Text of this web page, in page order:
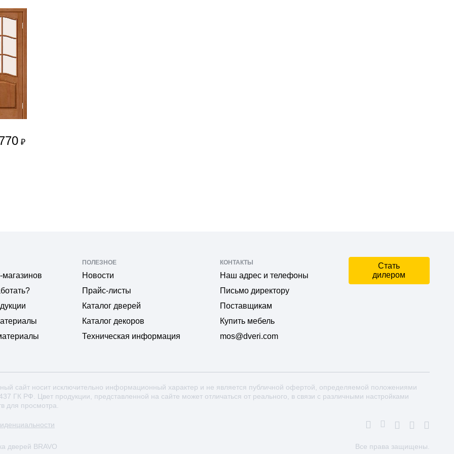
₽
магазинов
ПОЛЕЗНОЕ
Новости
Прайс-листы
Каталог дверей
Каталог декоров
Техническая информация
КОНТАКТЫ
Наш адрес и телефоны
Письмо директору
Поставщикам
Купить мебель
mos@dveri.com
Стать
дилером
сайт носит исключительно информационный характер и не является публичной офертой, определяемой положениями
ГК РФ. Цвет продукции, представленной на сайте может отличаться от реального, в связи с различными настройками
для просмотра.
дверей BRAVO Все права защищены.